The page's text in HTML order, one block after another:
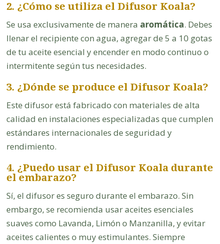
2. ¿Cómo se utiliza el Difusor Koala?
Se usa exclusivamente de manera aromática. Debes
llenar el recipiente con agua, agregar de 5 a 10 gotas
de tu aceite esencial y encender en modo continuo o
intermitente según tus necesidades.
3. ¿Dónde se produce el Difusor Koala?
Este difusor está fabricado con materiales de alta
calidad en instalaciones especializadas que cumplen
estándares internacionales de seguridad y
rendimiento.
4. ¿Puedo usar el Difusor Koala durante
el embarazo?
Sí, el difusor es seguro durante el embarazo. Sin
embargo, se recomienda usar aceites esenciales
suaves como Lavanda, Limón o Manzanilla, y evitar
aceites calientes o muy estimulantes. Siempre